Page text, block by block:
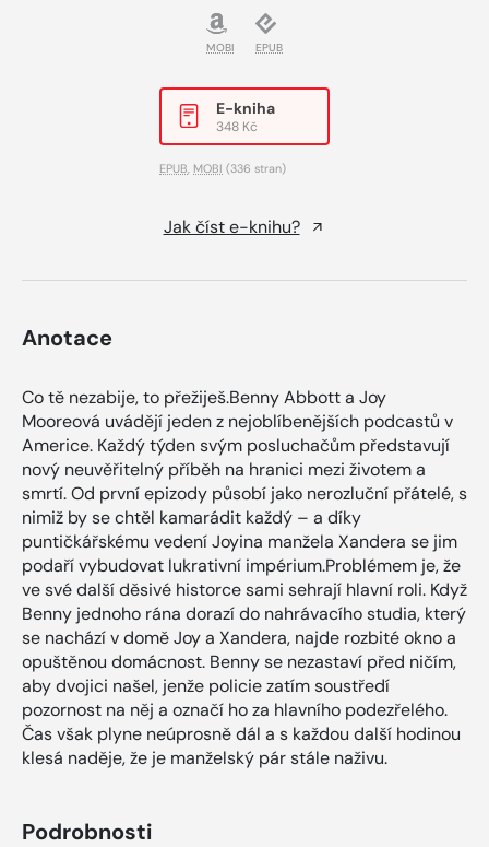
MOBI EPUB
E-kniha
348 Kč
EPUB, MOBI (336 stran)
Jak číst e-knihu?
Anotace
Co tě nezabije, to přežiješ.Benny Abbott a Joy
Mooreová uvádějí jeden z nejoblíbenějších podcastů v
Americe. Každý týden svým posluchačům představují
nový neuvěřitelný příběh na hranici mezi životem a
smrtí. Od první epizody působí jako nerozluční přátelé, s
nimiž by se chtěl kamarádit každý – a díky
puntičkářskému vedení Joyina manžela Xandera se jim
podaří vybudovat lukrativní impérium.Problémem je, že
ve své další děsivé historce sami sehrají hlavní roli. Když
Benny jednoho rána dorazí do nahrávacího studia, který
se nachází v domě Joy a Xandera, najde rozbité okno a
opuštěnou domácnost. Benny se nezastaví před ničím,
aby dvojici našel, jenže policie zatím soustředí
pozornost na něj a označí ho za hlavního podezřelého.
Čas však plyne neúprosně dál a s každou další hodinou
klesá naděje, že je manželský pár stále naživu.
Podrobnosti